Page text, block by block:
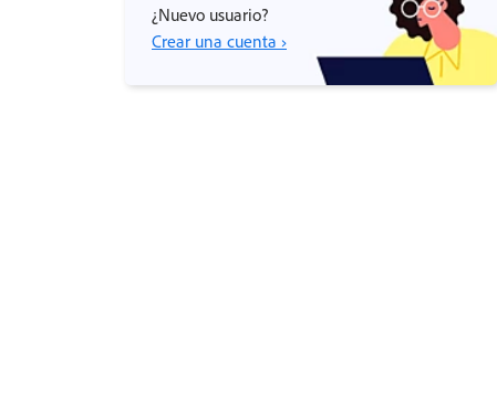
¿Nuevo usuario?
Crear una cuenta ›